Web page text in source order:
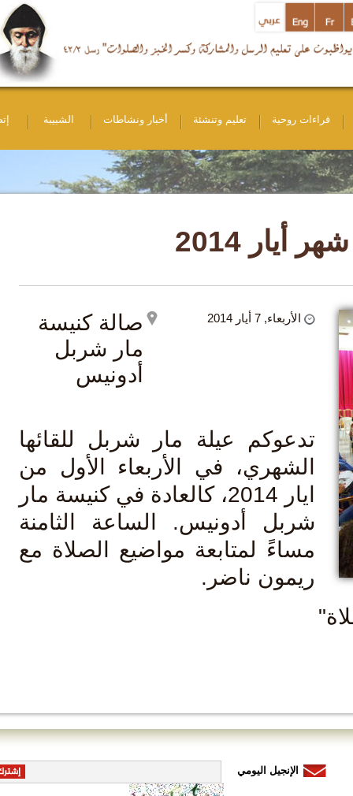
روحية تعليم وتنشئة أخبار ونشاطات الشبيبة إتصل بنا
2014
الأربعاء, 7 أيار 2014
صالة كنيسة
مار شربل
أدونيس
عيلة مار شربل للقائها
في الأربعاء الأول من
ايار 2014، كالعادة في كنيسة مار
أدونيس. الساعة الثامنة
لمتابعة مواضيع الصلاة مع
ناضر.
الإنجيل اليومي